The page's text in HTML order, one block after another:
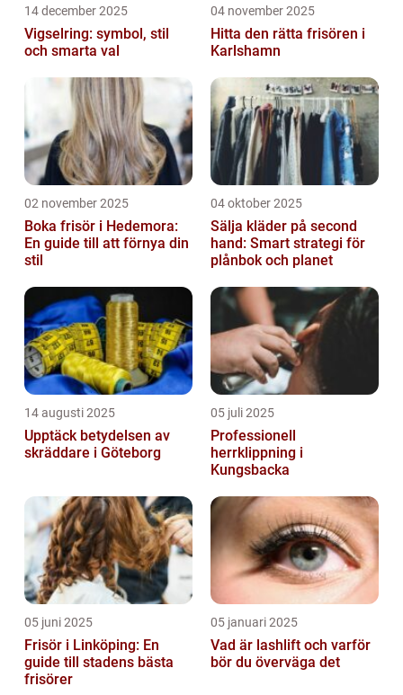
14 december 2025
Vigselring: symbol, stil
och smarta val
04 november 2025
Hitta den rätta frisören i
Karlshamn
02 november 2025
Boka frisör i Hedemora:
En guide till att förnya din
stil
04 oktober 2025
Sälja kläder på second
hand: Smart strategi för
plånbok och planet
14 augusti 2025
Upptäck betydelsen av
skräddare i Göteborg
05 juli 2025
Professionell
herrklippning i
Kungsbacka
05 juni 2025
Frisör i Linköping: En
guide till stadens bästa
frisörer
05 januari 2025
Vad är lashlift och varför
bör du överväga det